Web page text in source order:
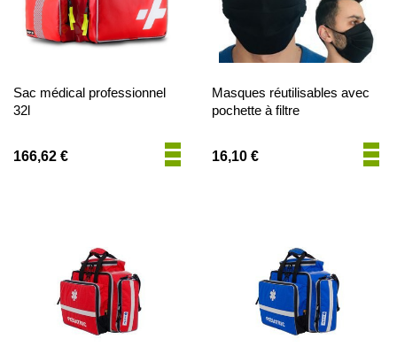
Sac médical professionnel
32l
166,62 €
Masques réutilisables avec
pochette à filtre
16,10 €